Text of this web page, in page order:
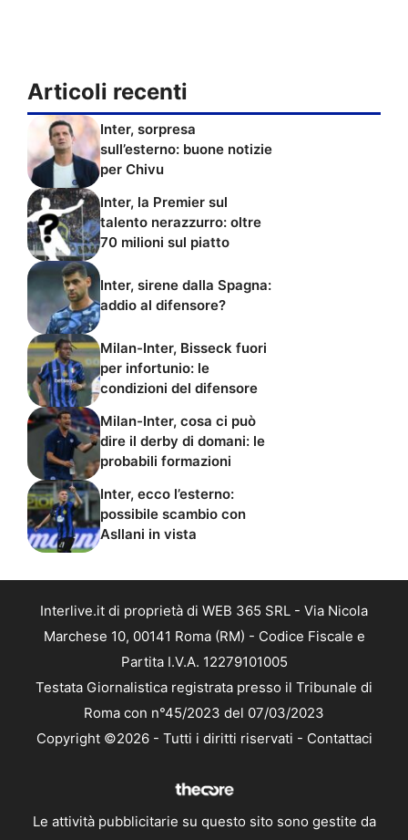
Articoli recenti
Inter, sorpresa
sull’esterno: buone notizie
per Chivu
Inter, la Premier sul
talento nerazzurro: oltre
70 milioni sul piatto
Inter, sirene dalla Spagna:
addio al difensore?
Milan-Inter, Bisseck fuori
per infortunio: le
condizioni del difensore
Milan-Inter, cosa ci può
dire il derby di domani: le
probabili formazioni
Inter, ecco l’esterno:
possibile scambio con
Asllani in vista
Interlive.it di proprietà di WEB 365 SRL - Via Nicola
Marchese 10, 00141 Roma (RM) - Codice Fiscale e
Partita I.V.A. 12279101005
Testata Giornalistica registrata presso il Tribunale di
Roma con n°45/2023 del 07/03/2023
Copyright ©2026 - Tutti i diritti riservati - Contattaci
Le attività pubblicitarie su questo sito sono gestite da